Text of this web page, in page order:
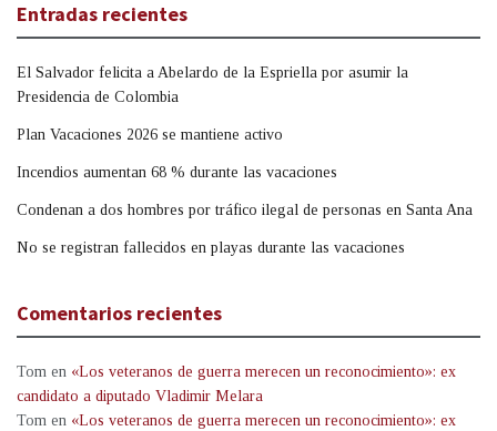
Entradas recientes
El Salvador felicita a Abelardo de la Espriella por asumir la
Presidencia de Colombia
Plan Vacaciones 2026 se mantiene activo
Incendios aumentan 68 % durante las vacaciones
Condenan a dos hombres por tráfico ilegal de personas en Santa Ana
No se registran fallecidos en playas durante las vacaciones
Comentarios recientes
Tom en «Los veteranos de guerra merecen un reconocimiento»: ex
candidato a diputado Vladimir Melara
Tom en «Los veteranos de guerra merecen un reconocimiento»: ex